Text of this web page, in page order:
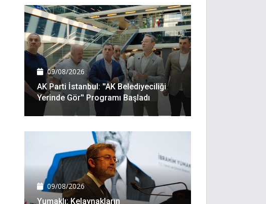
09/08/2026
AK Parti İstanbul: ''AK Belediyeciliği
Yerinde Gör'' Programı Başladı
09/08/2026
Yumaklı: Kelaynakların